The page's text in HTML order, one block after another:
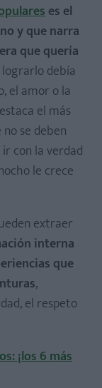
es el
y que narra
que quería
debía
el amor o la
el más
se deben
con la verdad
le crece
extraer
interna
que
,
el respeto
¡los 6 más